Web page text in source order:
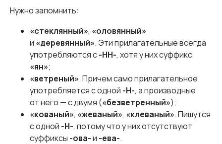
Нужно запомнить:
«стеклянный», «оловянный»
и «деревянный». Эти прилагательные всегда
употребляются с-НН-, хотя у них суффикс
«ян»;
«ветреный». Причем само прилагательное
употребляется с одной -Н-, а производные
от него — с двумя («безветренный»);
«кованый», «жеваный», «клеваный». Пишутся
с одной -Н-, потому что у них отсутствуют
суффиксы -ова-и -ева-.